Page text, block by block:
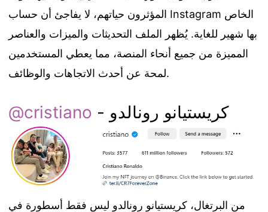
المؤثرون حياتهم، لا يفاجئ أن حساب Instagram الخاص
بها شهير للغاية. يُظهر الملف التحديثات والميزات والعناصر
المميزة من جميع أنحاء المنصة، مما يعطي المستخدمين
لمحة عن أحدث الاتجاهات والوظائف.
@cristiano - كريستيانو رونالدو
من البرتغال، كريستيانو رونالدو ليس فقط أسطورة في